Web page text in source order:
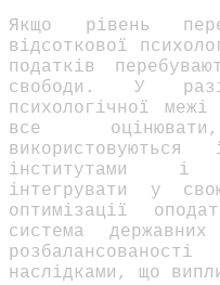
Якщо рівень
відсоткової
податків
свободи. У
психологічної
все
інститутами і
інтегрувати у
оптимізації
система
наслідками, що